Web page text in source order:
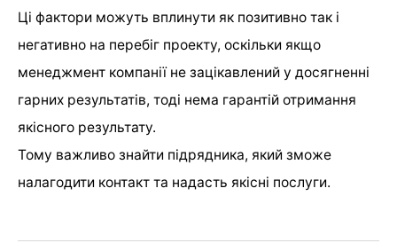
Ці фактори можуть вплинути як позитивно так і
негативно на перебіг проекту, оскільки якщо
менеджмент компанії не зацікавлений у досягненні
гарних результатів, тоді нема гарантій отримання
якісного результату.
Тому важливо знайти підрядника, який зможе
налагодити контакт та надасть якісні послуги.